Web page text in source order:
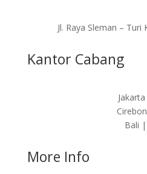
Jl. Raya Sleman – Turi
Kantor Cabang
Bali |
More Info